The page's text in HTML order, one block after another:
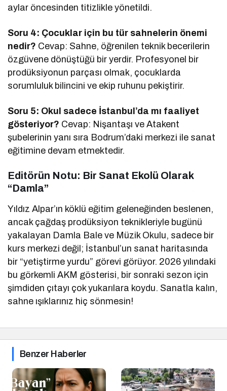
aylar öncesinden titizlikle yönetildi.
Soru 4: Çocuklar için bu tür sahnelerin önemi
nedir? Cevap: Sahne, öğrenilen teknik becerilerin
özgüvene dönüştüğü bir yerdir. Profesyonel bir
prodüksiyonun parçası olmak, çocuklarda
sorumluluk bilincini ve ekip ruhunu pekiştirir.
Soru 5: Okul sadece İstanbul’da mı faaliyet
gösteriyor? Cevap: Nişantaşı ve Atakent
şubelerinin yanı sıra Bodrum’daki merkezi ile sanat
eğitimine devam etmektedir.
Editörün Notu: Bir Sanat Ekolü Olarak
“Damla”
Yıldız Alpar’ın köklü eğitim geleneğinden beslenen,
ancak çağdaş prodüksiyon teknikleriyle bugünü
yakalayan Damla Bale ve Müzik Okulu, sadece bir
kurs merkezi değil; İstanbul’un sanat haritasında
bir “yetiştirme yurdu” görevi görüyor. 2026 yılındaki
bu görkemli AKM gösterisi, bir sonraki sezon için
şimdiden çıtayı çok yukarılara koydu. Sanatla kalın,
sahne ışıklarınız hiç sönmesin!
Benzer Haberler